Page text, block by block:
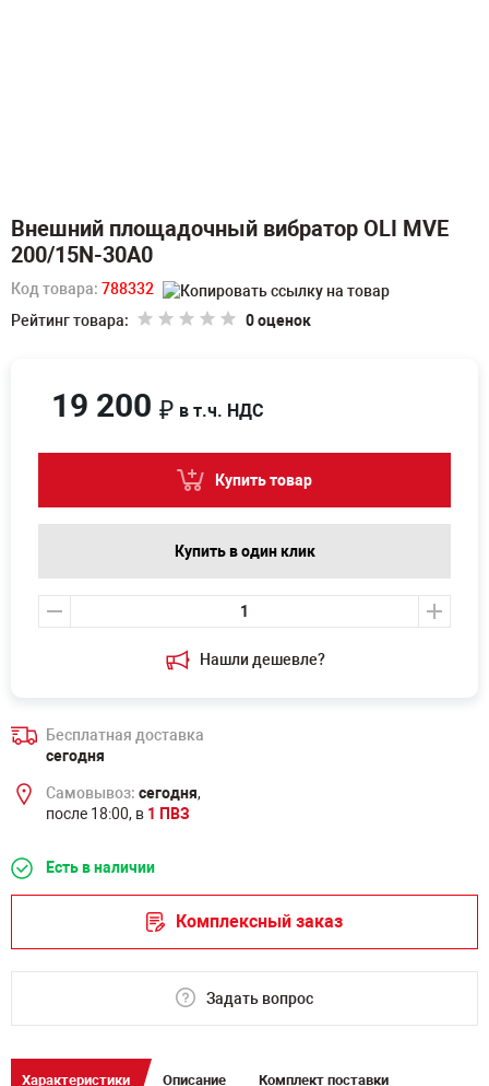
Внешний площадочный вибратор OLI MVE
200/15N-30A0
Код товара: 788332
Рейтинг товара:
0 оценок
Нашли дешевле?
19 200 ₽ в т.ч. НДС
Купить товар
Купить в один клик
Бесплатная доставка
сегодня
Самовывоз: сегодня,
после 18:00, в 1 ПВЗ
Есть в наличии
Комплексный заказ
Задать вопрос
Характеристики Описание Комплект поставки